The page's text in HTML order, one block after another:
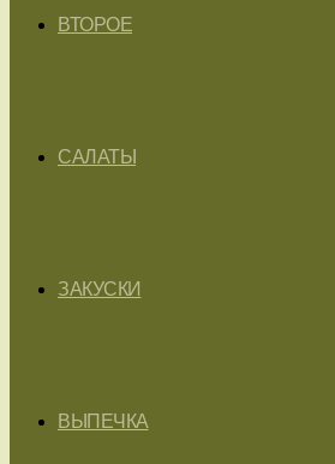
ВТОРОЕ
САЛАТЫ
ЗАКУСКИ
ВЫПЕЧКА